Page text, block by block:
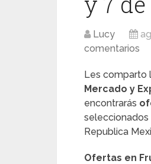
Lucy
comentarios
Les comparto
Mercado y
encontrarás
seleccionados
Republica
Ofertas en